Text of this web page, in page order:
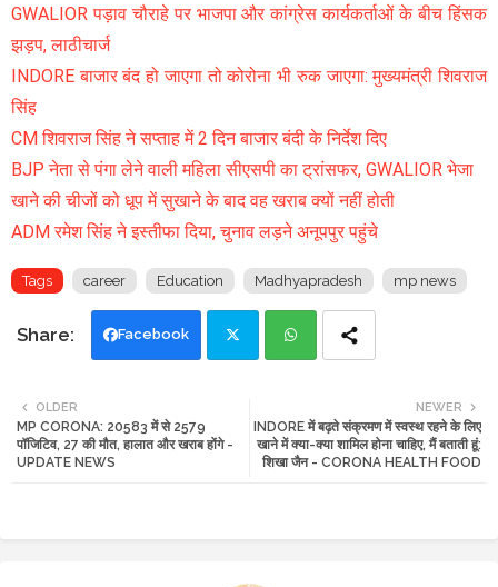
GWALIOR पड़ाव चौराहे पर भाजपा और कांग्रेस कार्यकर्ताओं के बीच हिंसक
झड़प, लाठीचार्ज
INDORE बाजार बंद हो जाएगा तो कोरोना भी रुक जाएगा: मुख्यमंत्री शिवराज
सिंह
CM शिवराज सिंह ने सप्ताह में 2 दिन बाजार बंदी के निर्देश दिए
BJP नेता से पंगा लेने वाली महिला सीएसपी का ट्रांसफर, GWALIOR भेजा
खाने की चीजों को धूप में सुखाने के बाद वह खराब क्यों नहीं होती
ADM रमेश सिंह ने इस्तीफा दिया, चुनाव लड़ने अनूपपुर पहुंचे
Tags career Education Madhyapradesh mp news
Facebook
ats
NEWER
INDORE में बढ़ते संक्रमण में स्वस्थ रहने के लिए
खाने में क्या-क्या शामिल होना चाहिए, मैं बताती हूं:
शिखा जैन - CORONA HEALTH FOOD
OLDER
MP CORONA: 20583 में से 2579
पॉजिटिव, 27 की मौत, हालात और खराब होंगे -
UPDATE NEWS